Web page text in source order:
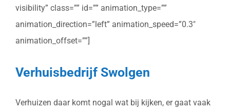
visibility” class=”” id=”” animation_type=””
animation_direction=”left” animation_speed=”0.3″
animation_offset=””]
Verhuisbedrijf Swolgen
Verhuizen daar komt nogal wat bij kijken, er gaat vaak